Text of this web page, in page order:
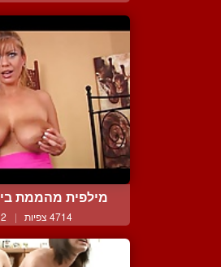
מילפית מהממת
4714 צפיות | 2 המלצות